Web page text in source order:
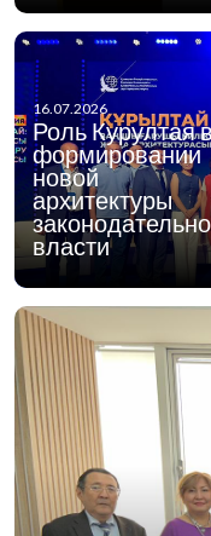
16.07.2026
Роль Курултая
формировании
новой
архитектуры
власти